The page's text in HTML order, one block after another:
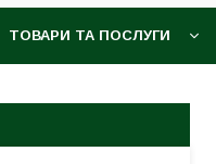
ТОВАРИ ТА ПОСЛУГИ